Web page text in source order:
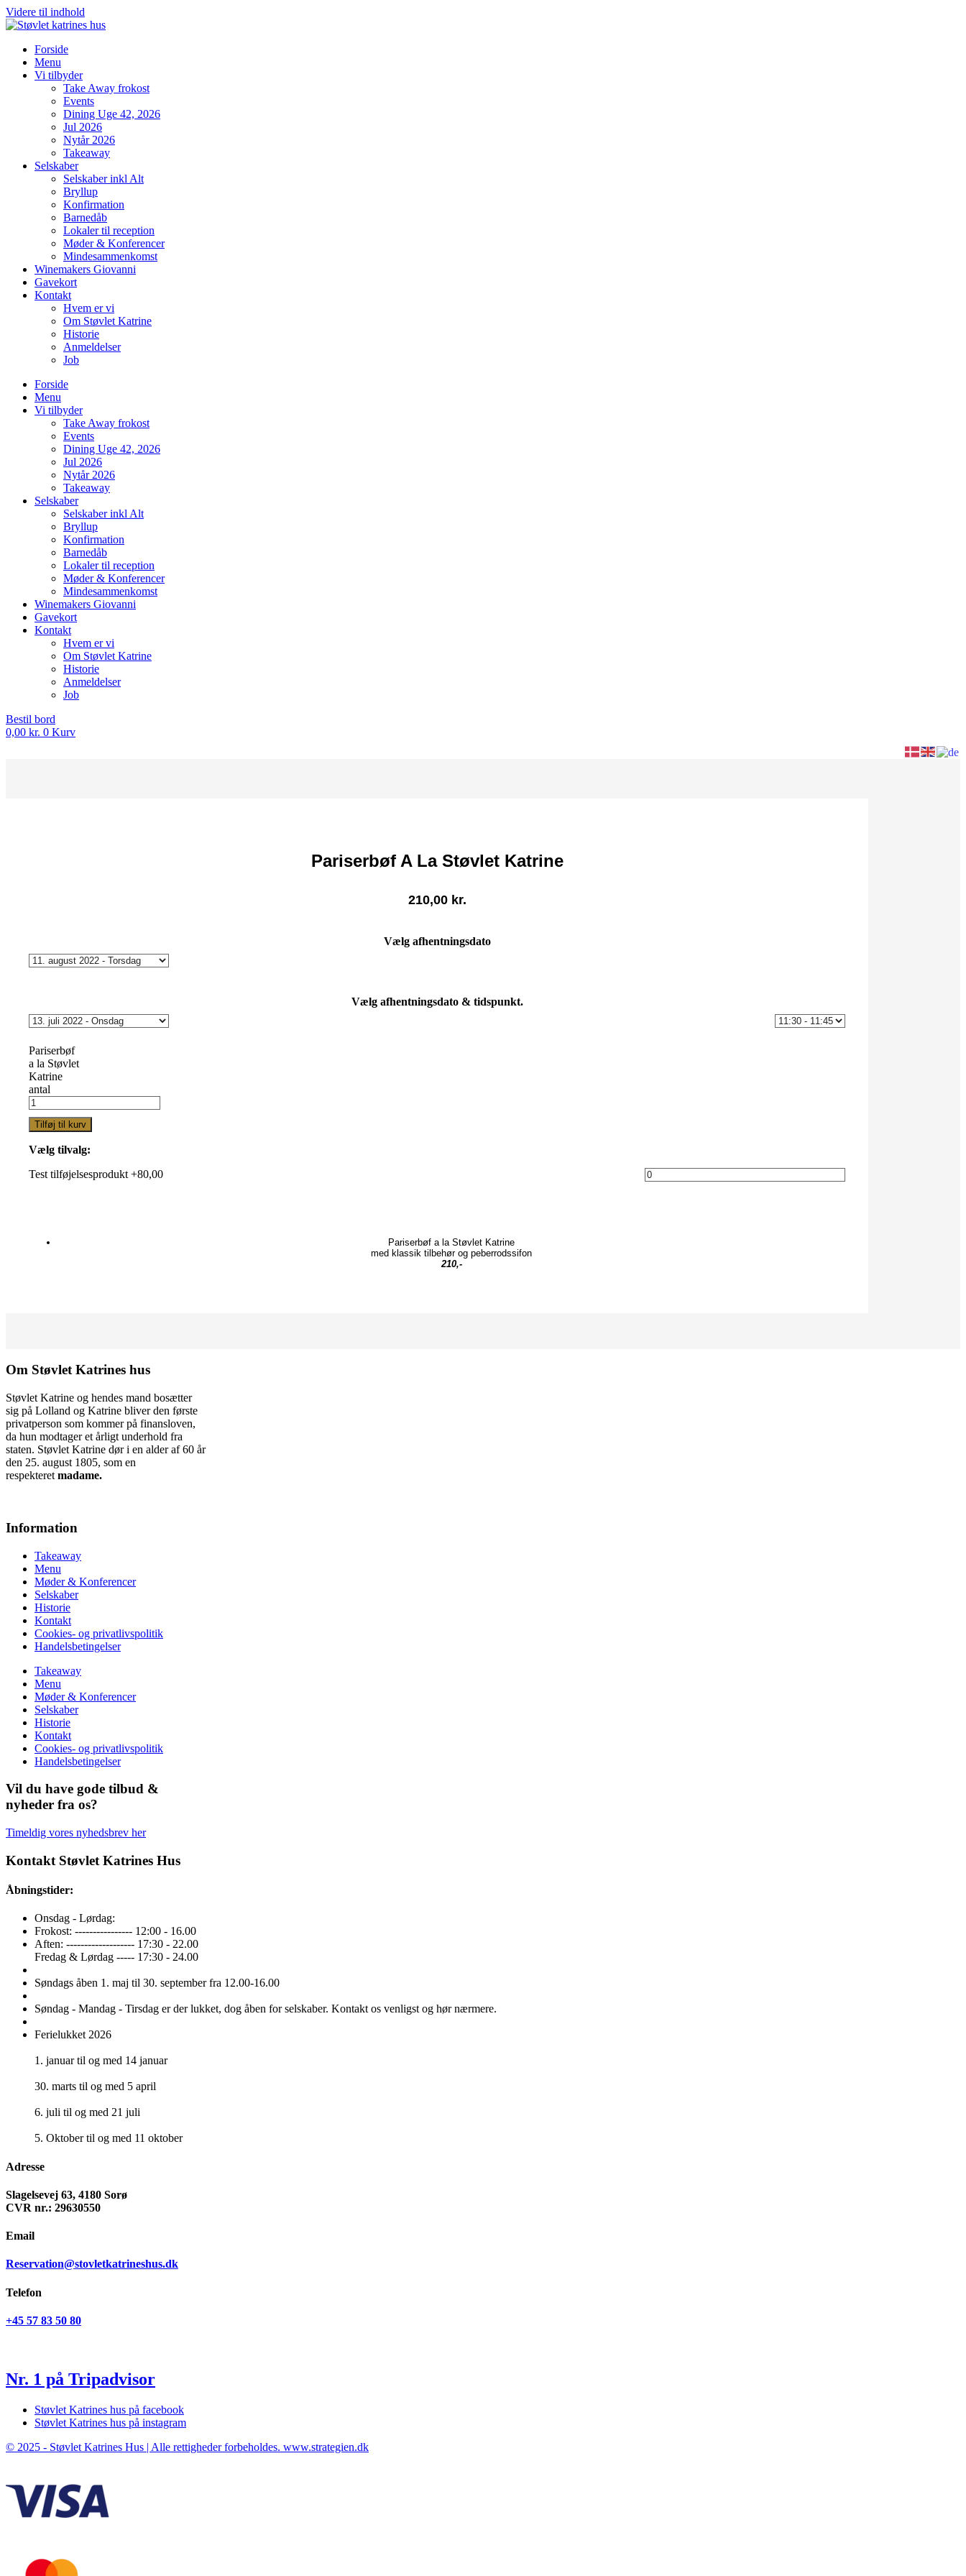
Videre til indhold
Forside
Menu
Vi tilbyder
Take Away frokost
Events
Dining Uge 42, 2026
Jul 2026
Nytår 2026
Takeaway
Selskaber
Selskaber inkl Alt
Bryllup
Konfirmation
Barnedåb
Lokaler til reception
Møder & Konferencer
Mindesammenkomst
Winemakers Giovanni
Gavekort
Kontakt
Hvem er vi
Om Støvlet Katrine
Historie
Anmeldelser
Job
Forside
Menu
Vi tilbyder
Take Away frokost
Events
Dining Uge 42, 2026
Jul 2026
Nytår 2026
Takeaway
Selskaber
Selskaber inkl Alt
Bryllup
Konfirmation
Barnedåb
Lokaler til reception
Møder & Konferencer
Mindesammenkomst
Winemakers Giovanni
Gavekort
Kontakt
Hvem er vi
Om Støvlet Katrine
Historie
Anmeldelser
Job
Bestil bord
0,00 kr. 0 Kurv
Pariserbøf A La Støvlet Katrine
210,00 kr.
Vælg afhentningsdato
Vælg afhentningsdato & tidspunkt.
Pariserbøf
a la Støvlet
Katrine
antal
Tilføj til kurv
Vælg tilvalg:
Test tilføjelsesprodukt +80,00
Pariserbøf a la Støvlet Katrine
med klassik tilbehør og peberrodssifon
210,-
Om Støvlet Katrines hus
Støvlet Katrine og hendes mand bosætter
sig på Lolland og Katrine bliver den første
privatperson som kommer på finansloven,
da hun modtager et årligt underhold fra
staten. Støvlet Katrine dør i en alder af 60 år
den 25. august 1805, som en
respekteret madame.
Information
Takeaway
Menu
Møder & Konferencer
Selskaber
Historie
Kontakt
Cookies- og privatlivspolitik
Handelsbetingelser
Takeaway
Menu
Møder & Konferencer
Selskaber
Historie
Kontakt
Cookies- og privatlivspolitik
Handelsbetingelser
Vil du have gode tilbud &
nyheder fra os?
Timeldig vores nyhedsbrev her
Kontakt Støvlet Katrines Hus
Åbningstider:
Onsdag - Lørdag:
Frokost: ---------------- 12:00 - 16.00
Aften: ------------------- 17:30 - 22.00
Fredag & Lørdag ----- 17:30 - 24.00
Søndags åben 1. maj til 30. september fra 12.00-16.00
Søndag - Mandag - Tirsdag er der lukket, dog åben for selskaber. Kontakt os venligst og hør nærmere.
Ferielukket 2026
1. januar til og med 14 januar
30. marts til og med 5 april
6. juli til og med 21 juli
5. Oktober til og med 11 oktober
Adresse
Slagelsevej 63, 4180 Sorø
CVR nr.: 29630550
Email
Reservation@stovletkatrineshus.dk
Telefon
+45 57 83 50 80
Nr. 1 på Tripadvisor
Støvlet Katrines hus på facebook
Støvlet Katrines hus på instagram
© 2025 - Støvlet Katrines Hus | Alle rettigheder forbeholdes. www.strategien.dk